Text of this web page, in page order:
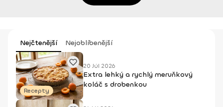
Nejčtenější Nejoblíbenější
Recepty
20 Júl 2026
Extra lehký a rychlý meruňkový
koláč s drobenkou